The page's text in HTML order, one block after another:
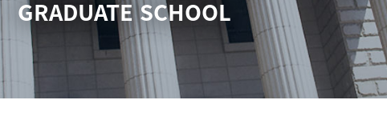
학부-대학원 연계과정
석·박사 통합 학위과정
박사후 연구과정
학적
장학
외국어시험
종합시험
제 규정
논문지도_
학위논문제안심사
연구윤리교육 이수 안내
연구윤리위원회 규정
연구윤리 지침서
GRADUATE SCHOOL